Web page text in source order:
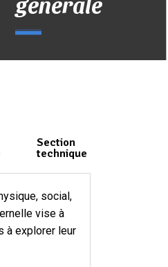
Section
technique
social,
vise à
à explorer leur